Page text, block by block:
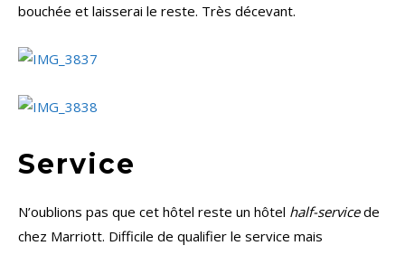
bouchée et laisserai le reste. Très décevant.
Service
N’oublions pas que cet hôtel reste un hôtel half-servicede
chez Marriott. Difficile de qualifier le service mais